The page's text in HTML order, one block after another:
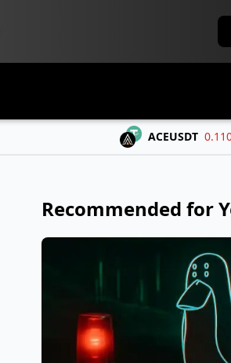
ACEUSDT 0.1106 -0.0162
Recommended for